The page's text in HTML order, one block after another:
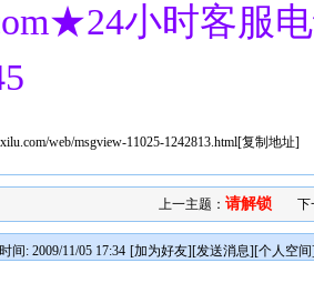
小时客服电
web/msgview-11025-1242813.html[复制地址]
上一主题： 请解锁 下
间: 2009/11/05 17:34 [加为好友][发送消息][个人空间